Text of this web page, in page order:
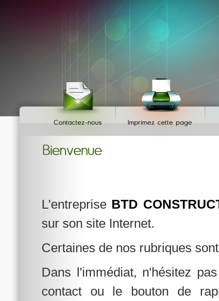
L'entreprise BTD
sur son site Internet.
Certaines de nos rubriques
Dans l'immédiat, n'hésitez
contact ou le bouton de